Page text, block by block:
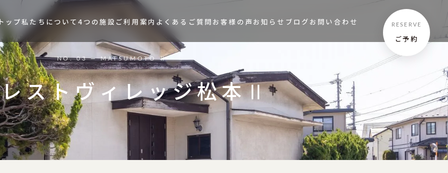
ップ私たちについて4つの施設 ご利用案内 よくあるご質問 お客様の声お知らせ ブログ お問い合わせ
NO. 03 — MATSUMOTO Ⅱ
ストヴィレッジ松本Ⅱ
RESERVE
ご予約